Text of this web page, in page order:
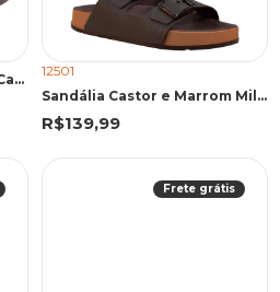
Sandália Marrom Atlanta | Cartago
12501
Sandália Castor e Marrom Milão Plus | Cartago
R$139,99
Frete grátis